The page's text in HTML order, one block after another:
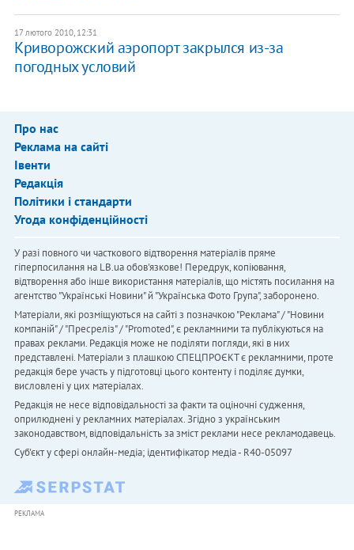
17 лютого 2010, 12:31
Криворожский аэропорт закрылся из-за
погодных условий
Про нас
Реклама на сайті
Івенти
Редакція
Політики і стандарти
Угода конфіденційності
У разі повного чи часткового відтворення матеріалів пряме
гіперпосилання на LB.ua обов'язкове! Передрук, копіювання,
відтворення або інше використання матеріалів, що містять посилання на
агентство "Українськi Новини" й "Українська Фото Група", заборонено.
Матеріали, які розміщуються на сайті з позначкою "Реклама" / "Новини
компаній" / "Пресреліз" / "Promoted", є рекламними та публікуються на
правах реклами. Редакція може не поділяти погляди, які в них
представлені. Матеріали з плашкою СПЕЦПРОЄКТ є рекламними, проте
редакція бере участь у підготовці цього контенту і поділяє думки,
висловлені у цих матеріалах.
Редакція не несе відповідальності за факти та оціночні судження,
оприлюднені у рекламних матеріалах. Згідно з українським
законодавством, відповідальність за зміст реклами несе рекламодавець.
Cуб'єкт у сфері онлайн-медіа; ідентифікатор медіа - R40-05097
РЕКЛАМА